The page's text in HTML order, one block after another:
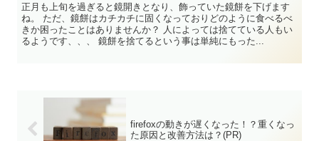
正月も上旬を過ぎると鏡開きとなり、飾っていた鏡餅を下げます
ね。 ただ、鏡餅はカチカチに固くなっておりどのように食べるべ
きか困ったことはありませんか？ 人によっては捨てている人もい
るようです、、、 鏡餅を捨てるという事は単純にもった...
firefoxの動きが遅くなった！？重くなっ
た原因と改善方法は？(PR)